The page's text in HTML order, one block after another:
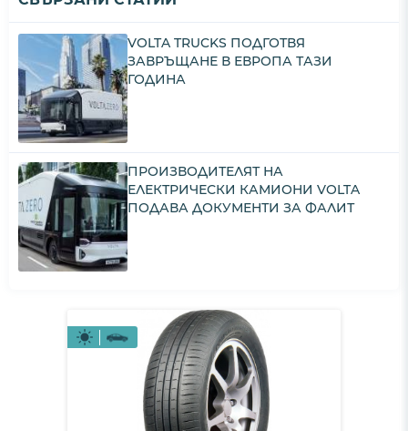
VOLTA TRUCKS ПОДГОТВЯ
ЗАВРЪЩАНЕ В ЕВРОПА ТАЗИ
ГОДИНА
ПРОИЗВОДИТЕЛЯТ НА
ЕЛЕКТРИЧЕСКИ КАМИОНИ VOLTA
ПОДАВА ДОКУМЕНТИ ЗА ФАЛИТ